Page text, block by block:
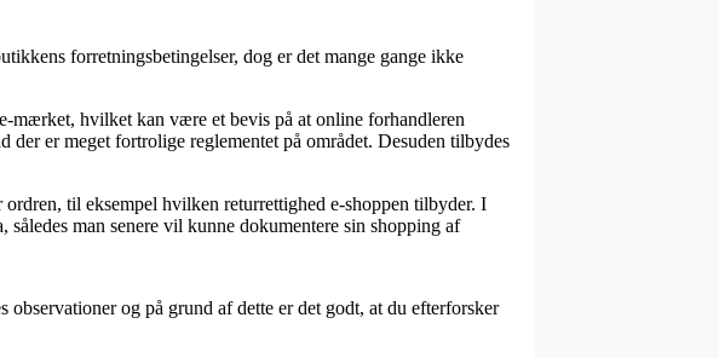
forretningsbetingelser, dog er det mange gange ikke
mærket, hvilket kan være et bevis på at online forhandleren
er meget fortrolige reglementet på området. Desuden tilbydes
til eksempel hvilken returrettighed e-shoppen tilbyder. I
man senere vil kunne dokumentere sin shopping af
og på grund af dette er det godt, at du efterforsker